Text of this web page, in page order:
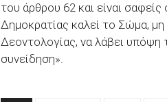
του άρθρου 62 και είναι
Δημοκρατίας καλεί το Σώμα,
Δεοντολογίας, να λάβει υπόψη
συνείδηση».